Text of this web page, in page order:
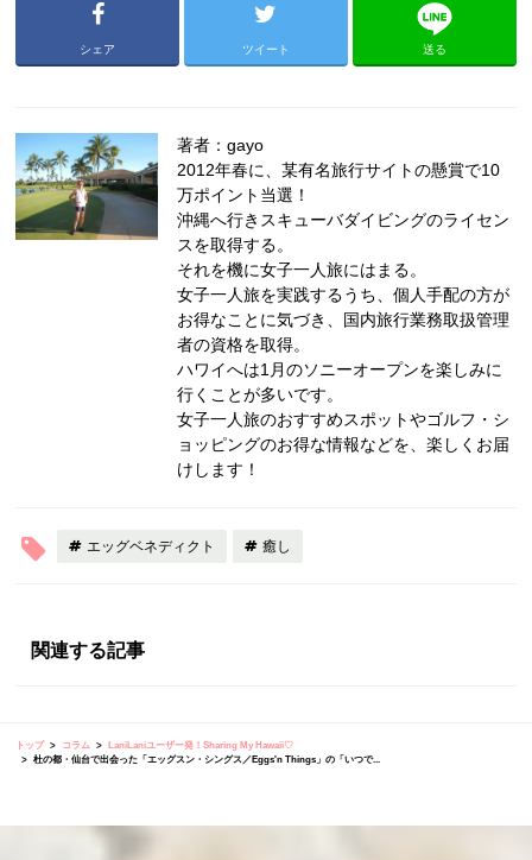
シェア ツイート 送る
著者：gayo
2012年春に、某有名旅行サイトの懸賞で10
万ポイント当選！
沖縄へ行きスキューバダイビングのライセン
スを取得する。
それを機に女子一人旅にはまる。
女子一人旅を実践するうち、個人手配の方が
お得なことに気づき、国内旅行業務取扱管理
者の資格を取得。
ハワイへは1月のソニーオープンを楽しみに
行くことが多いです。
女子一人旅のおすすめスポットやゴルフ・シ
ョッピングのお得な情報などを、楽しくお届
けします！
エッグベネディクト 癒し
関連する記事
トップ コラム
LaniLaniユーザー発！Sharing My Hawaii♡
杜の都・仙台で出会った「エッグスン・シングス／Eggs'n Things」の「いつで...